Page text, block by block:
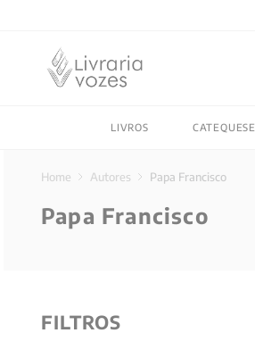
LIVROS CATEQUESE
Autores Papa Francisco
Papa Francisco
FILTROS